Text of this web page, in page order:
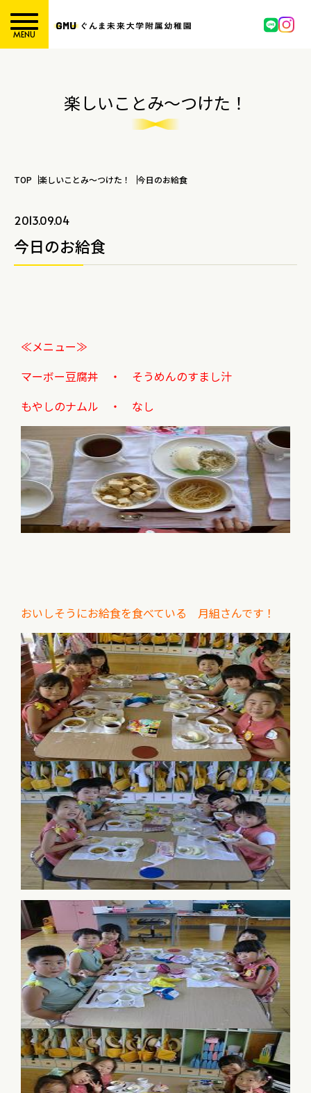
MENU
楽しいことみ～つけた！
TOP 楽しいことみ～つけた！ 今日のお給食
2013.09.04
今日のお給食
≪メニュー≫
マーボー豆腐丼 ・ そうめんのすまし汁
もやしのナムル ・ なし
おいしそうにお給食を食べている 月組さんです！